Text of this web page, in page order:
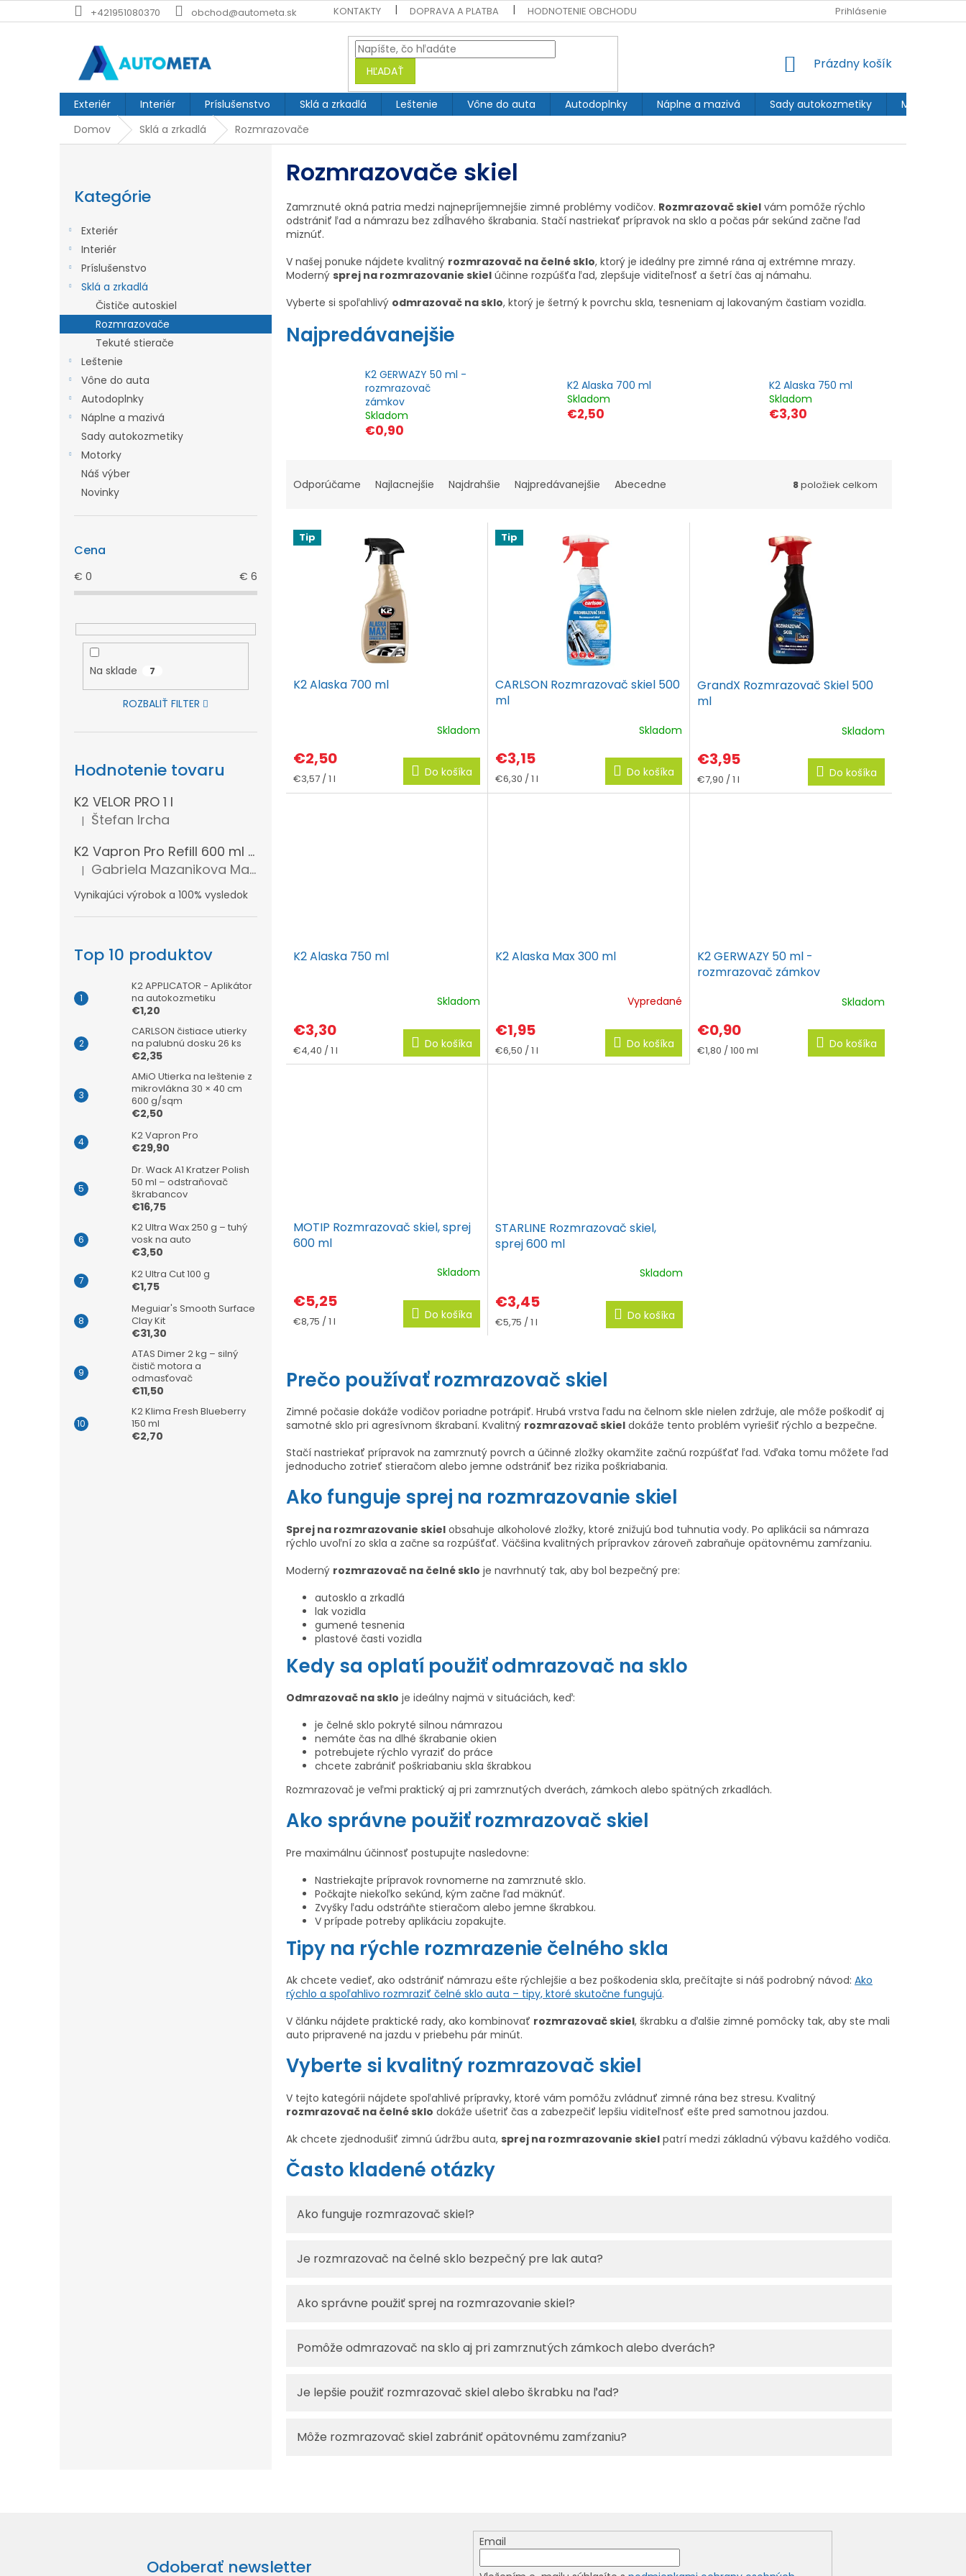
na
+421951080370 obchod@autometa.sk KONTAKTY DOPRAVA A PLATBA HODNOTENIE OBCHODU REKLAMÁCIE A VRÁTENIA
Prihlásenie
HĽADAŤ
NÁKUPNÝ
Prázdny košík
Exteriér Interiér Príslušenstvo Sklá a zrkadlá Leštenie Vône do auta Autodoplnky Náplne a mazivá Sady autokozmetiky
Motorky
Domov
Sklá a zrkadlá Rozmrazovače
ý
p
a
n
e
l
kategórie
Kategórie
Exteriér
Interiér
Príslušenstvo
Sklá a zrkadlá
Čističe autoskiel
Rozmrazovače
Tekuté stierače
Leštenie
Vône do auta
Autodoplnky
Náplne a mazivá
Sady autokozmetiky
Motorky
Náš výber
Novinky
Cena
€ 0 € 6
Na sklade 7
ROZBALIŤ FILTER
Hodnotenie tovaru
K2 VELOR PRO 1 l
Hodnotenie produktu je 5 z 5 hviezdičiek.
| Štefan Ircha
K2 Vapron Pro Refill 600 ml - Náhradná náplň
Hodnotenie produktu je 5 z 5 hviezdičiek.
| Gabriela Mazanikova Mazanikova
Vynikajúci výrobok a 100% vysledok
Top 10 produktov
K2 APPLICATOR - Aplikátor
na autokozmetiku
€1,20
CARLSON čistiace utierky
na palubnú dosku 26 ks
€2,35
AMiO Utierka na leštenie z
mikrovlákna 30 × 40 cm
600 g/sqm
€2,50
K2 Vapron Pro
€29,90
Dr. Wack A1 Kratzer Polish
50 ml – odstraňovač
škrabancov
€16,75
K2 Ultra Wax 250 g – tuhý
vosk na auto
€3,50
K2 Ultra Cut 100 g
€1,75
Meguiar's Smooth Surface
Clay Kit
€31,30
ATAS Dimer 2 kg – silný
čistič motora a
odmasťovač
€11,50
K2 Klima Fresh Blueberry
150 ml
€2,70
Rozmrazovače skiel
Zamrznuté okná patria medzi najnepríjemnejšie zimné problémy vodičov. Rozmrazovač skiel vám pomôže rýchlo
odstrániť ľad a námrazu bez zdĺhavého škrabania. Stačí nastriekať prípravok na sklo a počas pár sekúnd začne ľad
miznúť.
V našej ponuke nájdete kvalitný rozmrazovač na čelné sklo, ktorý je ideálny pre zimné rána aj extrémne mrazy.
Moderný sprej na rozmrazovanie skiel účinne rozpúšťa ľad, zlepšuje viditeľnosť a šetrí čas aj námahu.
Vyberte si spoľahlivý odmrazovač na sklo, ktorý je šetrný k povrchu skla, tesneniam aj lakovaným častiam vozidla.
Najpredávanejšie
K2 GERWAZY 50 ml -
rozmrazovač
zámkov
Skladom
€0,90
K2 Alaska 700 ml
Skladom
€2,50
K2 Alaska 750 ml
Skladom
€3,30
a
e
n
u
o
v
Odporúčame Najlacnejšie Najdrahšie Najpredávanejšie Abecedne 8položiek celkom
V
ý
d
o
v
Tip
K2 Alaska 700 ml
produktu
je
5,0
Skladom
€2,50
Jednotková
cena:
€3,57 / 1 l Do košíka
Tip
CARLSON Rozmrazovač skiel 500
ml
Skladom
€3,15
Jednotková
cena:
€6,30 / 1 l Do košíka
GrandX Rozmrazovač Skiel 500
ml
Skladom
€3,95
Jednotková
cena:
€7,90 / 1 l Do košíka
K2 Alaska 750 ml
Skladom
€3,30
Jednotková
cena:
€4,40 / 1 l Do košíka
K2 Alaska Max 300 ml
Vypredané
€1,95
Jednotková
cena:
€6,50 / 1 l Do košíka
K2 GERWAZY 50 ml -
rozmrazovač zámkov
Skladom
€0,90
Jednotková
€1,80 / 100 ml Do košíka
MOTIP Rozmrazovač skiel, sprej
600 ml
Skladom
€5,25
Jednotková
€8,75 / 1 l Do košíka
STARLINE Rozmrazovač skiel,
sprej 600 ml
Skladom
€3,45
Jednotková
€5,75 / 1 l Do košíka
v
l
á
d
c
i
e
p
r
v
k
y
s
Prečo používať rozmrazovač skiel
Zimné počasie dokáže vodičov poriadne potrápiť. Hrubá vrstva ľadu na čelnom skle nielen zdržuje, ale môže poškodiť aj
samotné sklo pri agresívnom škrabaní. Kvalitný rozmrazovač skiel dokáže tento problém vyriešiť rýchlo a bezpečne.
Stačí nastriekať prípravok na zamrznutý povrch a účinné zložky okamžite začnú rozpúšťať ľad. Vďaka tomu môžete ľad
jednoducho zotrieť stieračom alebo jemne odstrániť bez rizika poškriabania.
Ako funguje sprej na rozmrazovanie skiel
Sprej na rozmrazovanie skiel obsahuje alkoholové zložky, ktoré znižujú bod tuhnutia vody. Po aplikácii sa námraza
rýchlo uvoľní zo skla a začne sa rozpúšťať. Väčšina kvalitných prípravkov zároveň zabraňuje opätovnému zamŕzaniu.
Moderný rozmrazovač na čelné sklo je navrhnutý tak, aby bol bezpečný pre:
autosklo a zrkadlá
lak vozidla
gumené tesnenia
plastové časti vozidla
Kedy sa oplatí použiť odmrazovač na sklo
Odmrazovač na sklo je ideálny najmä v situáciách, keď:
je čelné sklo pokryté silnou námrazou
nemáte čas na dlhé škrabanie okien
potrebujete rýchlo vyraziť do práce
chcete zabrániť poškriabaniu skla škrabkou
Rozmrazovač je veľmi praktický aj pri zamrznutých dverách, zámkoch alebo spätných zrkadlách.
Ako správne použiť rozmrazovač skiel
Pre maximálnu účinnosť postupujte nasledovne:
Nastriekajte prípravok rovnomerne na zamrznuté sklo.
Počkajte niekoľko sekúnd, kým začne ľad mäknúť.
Zvyšky ľadu odstráňte stieračom alebo jemne škrabkou.
V prípade potreby aplikáciu zopakujte.
Tipy na rýchle rozmrazenie čelného skla
Ak chcete vedieť, ako odstrániť námrazu ešte rýchlejšie a bez poškodenia skla, prečítajte si náš podrobný návod: Ako
rýchlo a spoľahlivo rozmraziť čelné sklo auta – tipy, ktoré skutočne fungujú.
V článku nájdete praktické rady, ako kombinovať rozmrazovač skiel, škrabku a ďalšie zimné pomôcky tak, aby ste mali
auto pripravené na jazdu v priebehu pár minút.
Vyberte si kvalitný rozmrazovač skiel
V tejto kategórii nájdete spoľahlivé prípravky, ktoré vám pomôžu zvládnuť zimné rána bez stresu. Kvalitný
rozmrazovač na čelné sklo dokáže ušetriť čas a zabezpečiť lepšiu viditeľnosť ešte pred samotnou jazdou.
Ak chcete zjednodušiť zimnú údržbu auta, sprej na rozmrazovanie skiel patrí medzi základnú výbavu každého vodiča.
Často kladené otázky
Ako funguje rozmrazovač skiel?
Je rozmrazovač na čelné sklo bezpečný pre lak auta?
Ako správne použiť sprej na rozmrazovanie skiel?
Pomôže odmrazovač na sklo aj pri zamrznutých zámkoch alebo dverách?
Je lepšie použiť rozmrazovač skiel alebo škrabku na ľad?
Môže rozmrazovač skiel zabrániť opätovnému zamŕzaniu?
Odoberať newsletter
Email